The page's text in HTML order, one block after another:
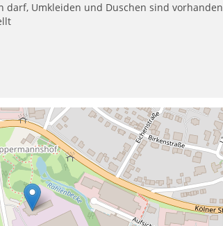
darf, Umkleiden und Duschen sind vorhanden